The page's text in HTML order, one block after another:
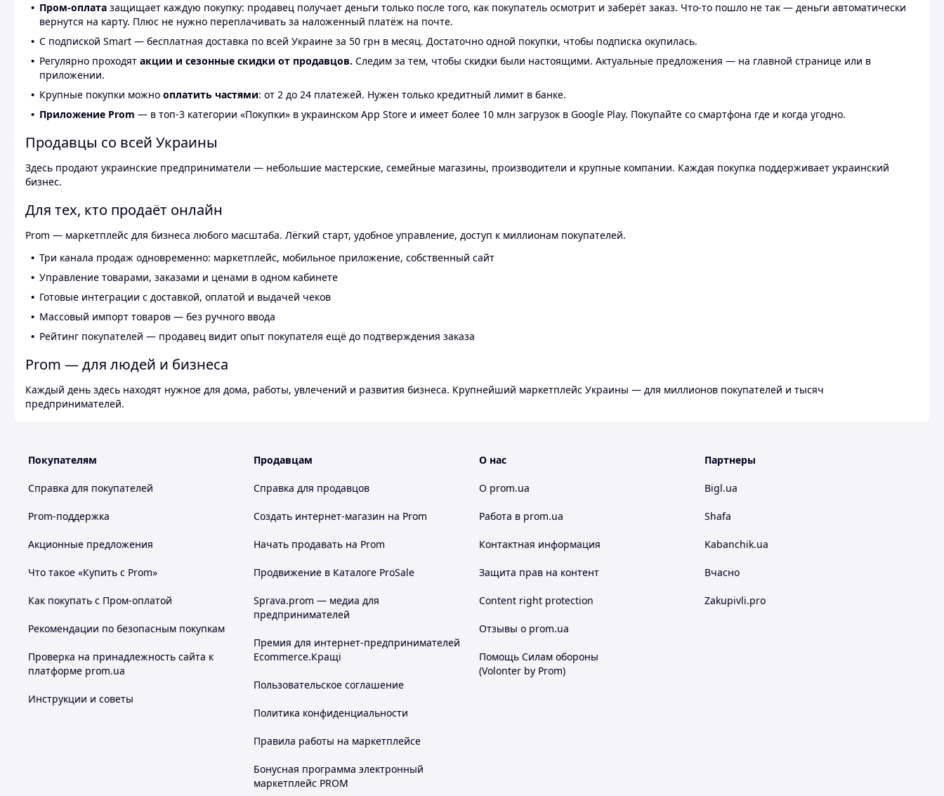
Пром-оплата защищает каждую покупку: продавец получает деньги только после того, как покупатель осмотрит и заберёт заказ. Что-то пошло не так — деньги автоматически
вернутся на карту. Плюс не нужно переплачивать за наложенный платёж на почте.
С подпиской Smart — бесплатная доставка по всей Украине за 50 грн в месяц. Достаточно одной покупки, чтобы подписка окупилась.
Регулярно проходят акции и сезонные скидки от продавцов. Следим за тем, чтобы скидки были настоящими. Актуальные предложения — на главной странице или в
приложении.
Крупные покупки можно оплатить частями: от 2 до 24 платежей. Нужен только кредитный лимит в банке.
Приложение Prom — в топ-3 категории «Покупки» в украинском App Store и имеет более 10 млн загрузок в Google Play. Покупайте со смартфона где и когда угодно.
Продавцы со всей Украины
Здесь продают украинские предприниматели — небольшие мастерские, семейные магазины, производители и крупные компании. Каждая покупка поддерживает украинский
бизнес.
Для тех, кто продаёт онлайн
Prom — маркетплейс для бизнеса любого масштаба. Лёгкий старт, удобное управление, доступ к миллионам покупателей.
Три канала продаж одновременно: маркетплейс, мобильное приложение, собственный сайт
Управление товарами, заказами и ценами в одном кабинете
Готовые интеграции с доставкой, оплатой и выдачей чеков
Массовый импорт товаров — без ручного ввода
Рейтинг покупателей — продавец видит опыт покупателя ещё до подтверждения заказа
Prom — для людей и бизнеса
Каждый день здесь находят нужное для дома, работы, увлечений и развития бизнеса. Крупнейший маркетплейс Украины — для миллионов покупателей и тысяч
предпринимателей.
Покупателям
Справка для покупателей
Prom-поддержка
Акционные предложения
Что такое «Купить с Prom»
Как покупать с Пром-оплатой
Рекомендации по безопасным покупкам
Проверка на принадлежность сайта к
платформе prom.ua
Инструкции и советы
Продавцам
Справка для продавцов
Создать интернет-магазин на Prom
Начать продавать на Prom
Продвижение в Каталоге ProSale
Sprava.prom — медиа для
предпринимателей
Премия для интернет-предпринимателей
Ecommerce.Кращі
Пользовательское соглашение
Политика конфиденциальности
Правила работы на маркетплейсе
Бонусная программа электронный
маркетплейс PROM
О нас
О prom.ua
Работа в prom.ua
Контактная информация
Защита прав на контент
Content right protection
Отзывы о prom.ua
Помощь Силам обороны
(Volonter by Prom)
Партнеры
Bigl.ua
Shafa
Kabanchik.ua
Вчасно
Zakupivli.pro